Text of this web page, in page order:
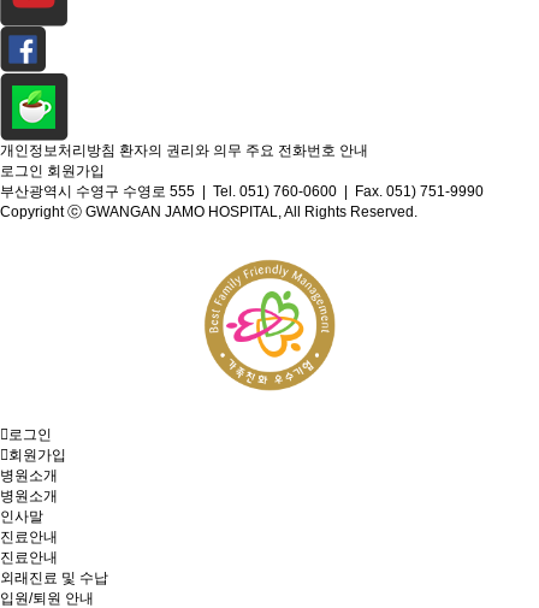
개인정보처리방침 환자의 권리와 의무 주요 전화번호 안내
로그인 회원가입
부산광역시 수영구 수영로 555 | Tel. 051) 760-0600 | Fax. 051) 751-9990
Copyright ⓒ GWANGAN JAMO HOSPITAL, All Rights Reserved.
로그인
회원가입
병원소개
병원소개
인사말
진료안내
진료안내
외래진료 및 수납
입원/퇴원 안내